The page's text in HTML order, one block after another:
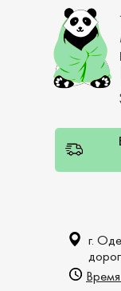
г.